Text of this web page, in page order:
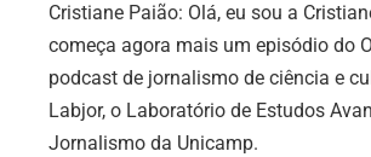
Cristiane Paião: Olá, eu sou a
começa agora mais um episódio do
podcast de jornalismo de ciência e
Labjor, o Laboratório de Estudos
Jornalismo da Unicamp.